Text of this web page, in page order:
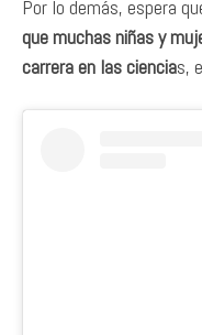
Por lo demás, espera
que muchas niñas y
carrera en las ciencias,